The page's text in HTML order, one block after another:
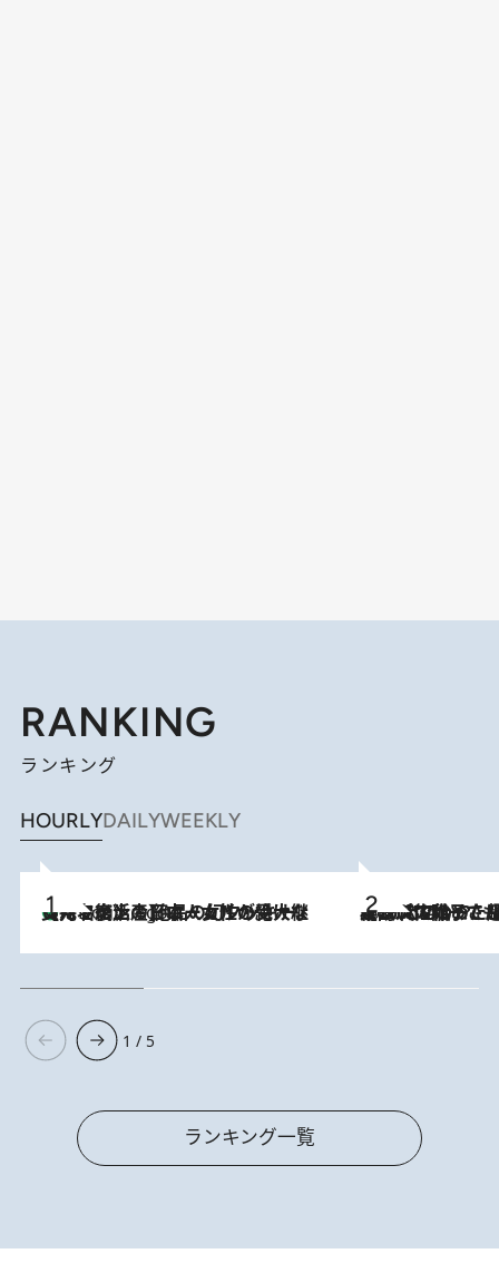
RANKING
ランキング
HOURLYDAILYWEEKLY
4 Hours Ago
【ハワイ土産】ローカルの絶大な支持で復活！ 絶品の幻クッキー《元ファンの日本人女性が受け継いだ名店》 2026.8.5
【阿川佐和子さんの年とる力】なぜ70代で始めた趣味は“こんなに楽しい”のか？ ピアノ、俳句…スランプに陥っても続けられる“ある秘訣”とは
1 / 5
ランキング一覧